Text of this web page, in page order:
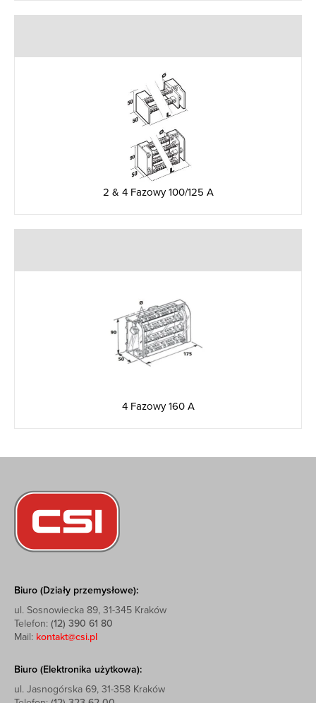
2 & 4 Fazowy 100/125 A
4 Fazowy 160 A
Biuro (Działy przemysłowe):
ul. Sosnowiecka 89, 31-345 Kraków
Telefon: (12) 390 61 80
Mail: kontakt@csi.pl
Biuro (Elektronika użytkowa):
ul. Jasnogórska 69, 31-358 Kraków